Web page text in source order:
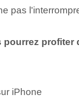
pas
pourrez profiter
iPhone